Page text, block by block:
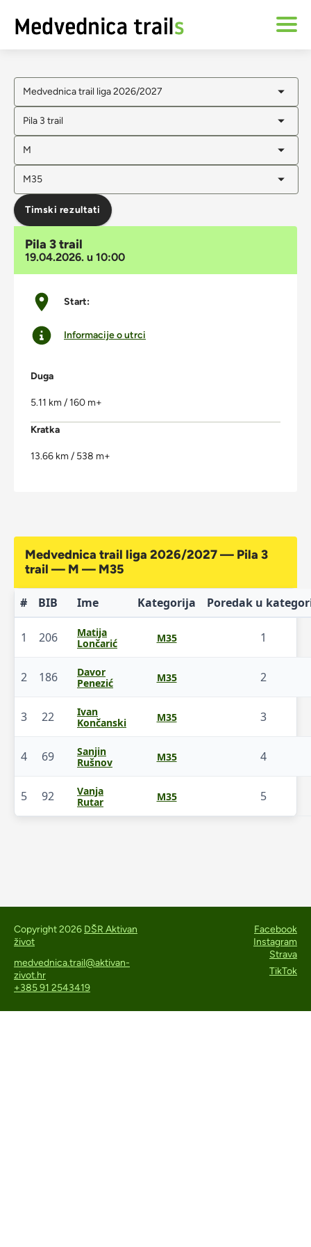
Medvednica trail liga 2026/2027
Pila 3 trail
M
M35
Timski rezultati
Pila 3 trail
19.04.2026. u 10:00
Start:
Informacije o utrci
Duga
5.11 km / 160 m+
Kratka
13.66 km / 538 m+
Medvednica trail liga 2026/2027 — Pila 3
trail — M — M35
# BIB Ime Kategorija Poredak u
1 206
Matija
Lončarić
M35 1
2 186
Davor
Penezić
M35 2
3 22
Ivan
Končanski
M35 3
4 69
Sanjin
Rušnov
M35 4
5 92
Vanja
Rutar
M35 5
Copyright 2026 DŠR Aktivan
život
medvednica.trail@aktivan-
zivot.hr
+385 91 2543419
Facebook
Instagram
Strava
TikTok